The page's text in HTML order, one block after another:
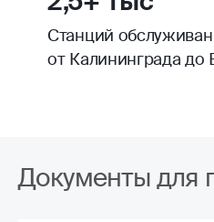
Станций
от Калининграда до
Документы для